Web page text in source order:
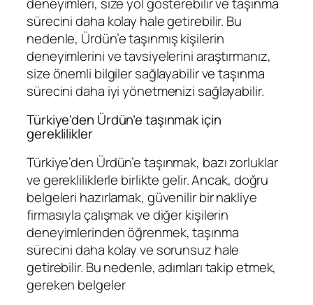
sürecini daha kolay hale getirebilir. Bu
nedenle, Ürdün’e taşınmış kişilerin
deneyimlerini ve tavsiyelerini araştırmanız,
size önemli bilgiler sağlayabilir ve taşınma
sürecini daha iyi yönetmenizi sağlayabilir.
Türkiye’den Ürdün’e taşınmak için
gereklilikler
Türkiye’den Ürdün’e taşınmak, bazı zorluklar
ve gerekliliklerle birlikte gelir. Ancak, doğru
belgeleri hazırlamak, güvenilir bir nakliye
firmasıyla çalışmak ve diğer kişilerin
deneyimlerinden öğrenmek, taşınma
sürecini daha kolay ve sorunsuz hale
getirebilir. Bu nedenle, adımları takip etmek,
gereken belgeler